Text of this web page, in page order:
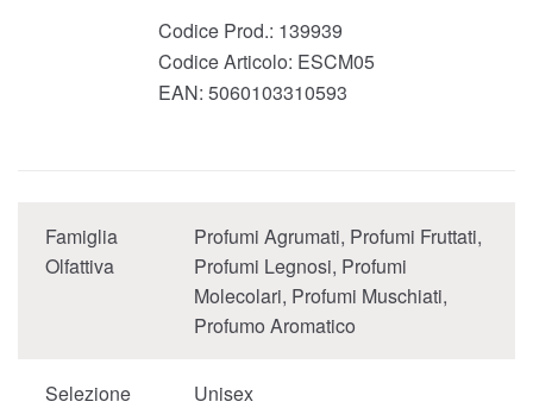
Codice Prod.: 139939
Codice Articolo: ESCM05
EAN: 5060103310593
Famiglia
Olfattiva
Profumi Agrumati, Profumi Fruttati,
Profumi Legnosi, Profumi
Molecolari, Profumi Muschiati,
Profumo Aromatico
Selezione Unisex